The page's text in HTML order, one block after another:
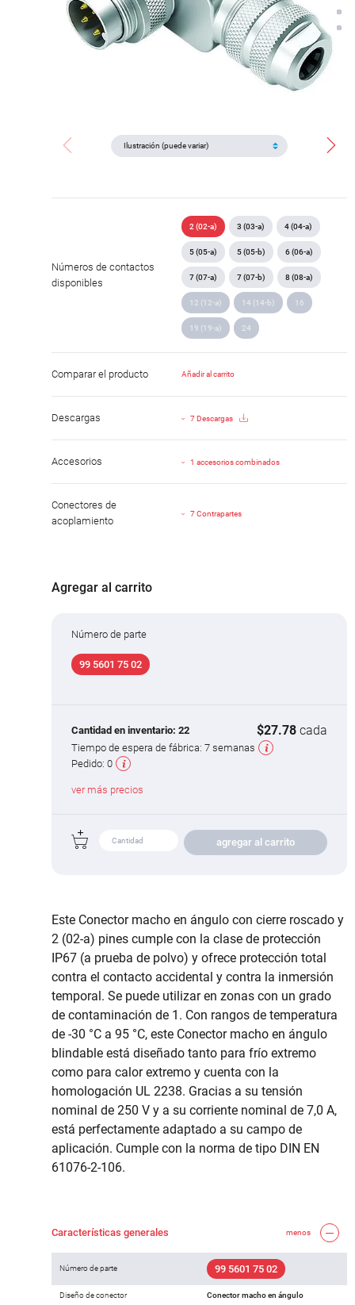
Números de contactos
disponibles
2 (02-a) 3 (03-a) 4 (04-a)
5 (05-a) 5 (05-b) 6 (06-a)
7 (07-a) 7 (07-b) 8 (08-a)
12 (12-a) 14 (14-b) 16
19 (19-a) 24
Comparar el producto Añadir al carrito
Descargas 7 Descargas
Accesorios 1 accesorios combinados
Conectores de
acoplamiento
7 Contrapartes
Agregar al carrito
Número de parte
99 5601 75 02
Cantidad en inventario: 22 $27.78 cada
Tiempo de espera de fábrica: 7 semanas
Pedido: 0
ver más precios
agregar al carrito
Este Conector macho en ángulo con cierre roscado y
2 (02-a) pines cumple con la clase de protección
IP67 (a prueba de polvo) y ofrece protección total
contra el contacto accidental y contra la inmersión
temporal. Se puede utilizar en zonas con un grado
de contaminación de 1. Con rangos de temperatura
de -30 °C a 95 °C, este Conector macho en ángulo
blindable está diseñado tanto para frío extremo
como para calor extremo y cuenta con la
homologación UL 2238. Gracias a su tensión
nominal de 250 V y a su corriente nominal de 7,0 A,
está perfectamente adaptado a su campo de
aplicación. Cumple con la norma de tipo DIN EN
61076-2-106.
Características generales menos
Número de parte 99 5601 75 02
Diseño de conector Conector macho en ángulo